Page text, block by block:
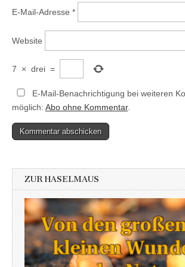
E-Mail-Adresse *
Website
7 × drei =
E-Mail-Benachrichtigung bei weiteren
möglich: Abo ohne Kommentar.
ZUR HASELMAUS